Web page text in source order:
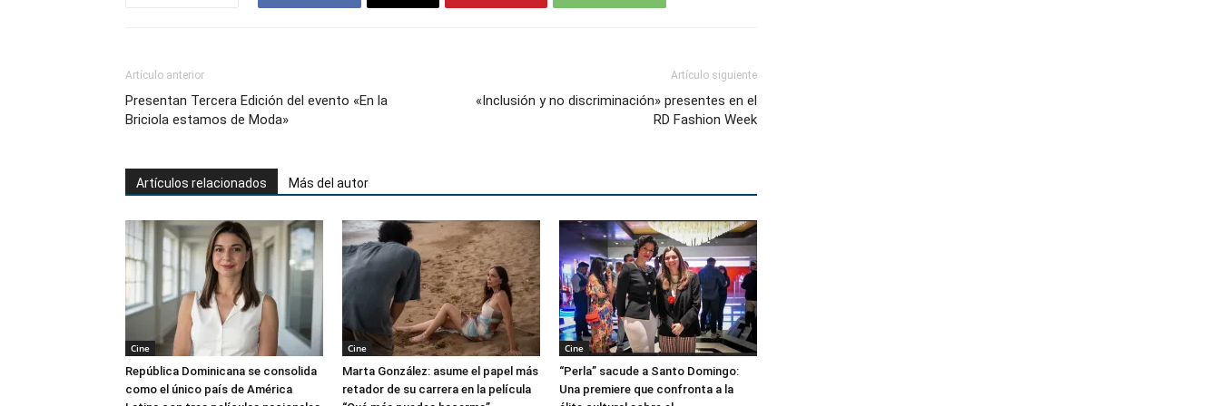
Artículo anterior
Presentan Tercera Edición del evento «En la
Briciola estamos de Moda»
Artículo siguiente
«Inclusión y no discriminación» presentes en el
RD Fashion Week
Artículos relacionados Más del autor
Cine
República Dominicana se consolida
como el único país de América
Cine
Marta González: asume el papel más
retador de su carrera en la película
Cine
“Perla” sacude a Santo Domingo:
Una premiere que confronta a la